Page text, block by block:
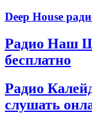
Deep House
Радио Наш
бесплатно
Радио
слушать